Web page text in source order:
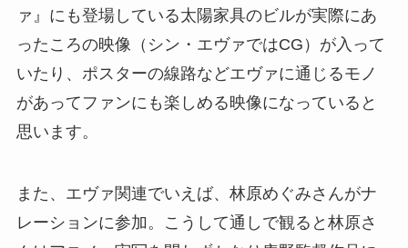
ァ』にも登場している太陽家具のビルが実際にあ
ったころの映像（シン・エヴァではCG）が入って
いたり、ポスターの線路などエヴァに通じるモノ
があってファンにも楽しめる映像になっていると
思います。
また、エヴァ関連でいえば、林原めぐみさんがナ
レーションに参加。こうして通しで観ると林原さ